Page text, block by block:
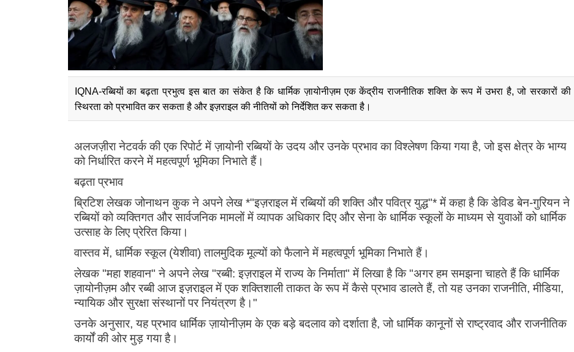
IQNA-रब्बियों का बढ़ता प्रभुत्व इस बात का संकेत है कि धार्मिक ज़ायोनीज़म एक केंद्रीय राजनीतिक शक्ति के रूप में उभरा है, जो सरकारों की
स्थिरता को प्रभावित कर सकता है और इज़राइल की नीतियों को निर्देशित कर सकता है।
अलजज़ीरा नेटवर्क की एक रिपोर्ट में ज़ायोनी रब्बियों के उदय और उनके प्रभाव का विश्लेषण किया गया है, जो इस क्षेत्र के भाग्य
को निर्धारित करने में महत्वपूर्ण भूमिका निभाते हैं।
बढ़ता प्रभाव
ब्रिटिश लेखक जोनाथन कुक ने अपने लेख *"इज़राइल में रब्बियों की शक्ति और पवित्र युद्ध"* में कहा है कि डेविड बेन-गुरियन ने
रब्बियों को व्यक्तिगत और सार्वजनिक मामलों में व्यापक अधिकार दिए और सेना के धार्मिक स्कूलों के माध्यम से युवाओं को धार्मिक
उत्साह के लिए प्रेरित किया।
वास्तव में, धार्मिक स्कूल (येशीवा) तालमुदिक मूल्यों को फैलाने में महत्वपूर्ण भूमिका निभाते हैं।
लेखक "महा शहवान" ने अपने लेख "रब्बी: इज़राइल में राज्य के निर्माता" में लिखा है कि "अगर हम समझना चाहते हैं कि धार्मिक
ज़ायोनीज़म और रब्बी आज इज़राइल में एक शक्तिशाली ताकत के रूप में कैसे प्रभाव डालते हैं, तो यह उनका राजनीति, मीडिया,
न्यायिक और सुरक्षा संस्थानों पर नियंत्रण है।"
उनके अनुसार, यह प्रभाव धार्मिक ज़ायोनीज़म के एक बड़े बदलाव को दर्शाता है, जो धार्मिक कानूनों से राष्ट्रवाद और राजनीतिक
कार्यों की ओर मुड़ गया है।